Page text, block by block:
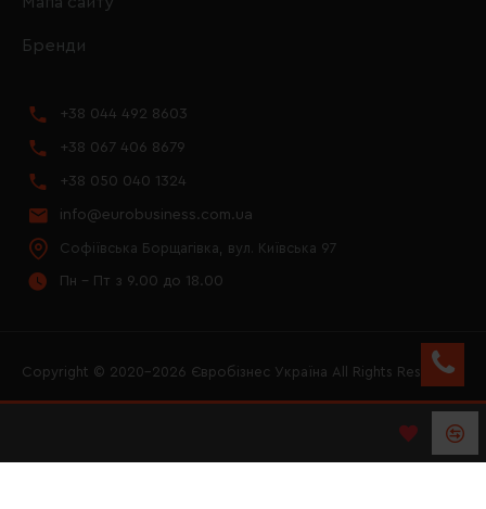
Бренди
+38 044 492 8603
+38 067 406 8679
+38 050 040 1324
info@eurobusiness.com.ua
Софіївська Борщагівка, вул. Київська 97
Пн - Пт з 9.00 до 18.00
Copyright © 2020–2026 Євробізнес Україна All Rights Reserved
LOGO ЄВРОБІЗНЕС